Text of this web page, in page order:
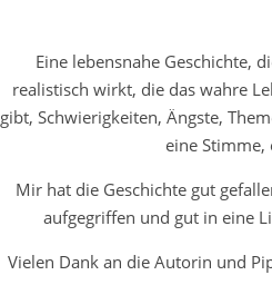
Eine lebensnahe Geschichte,
realistisch wirkt, die das wahre
gibt, Schwierigkeiten, Ängste,
eine
Mir hat die Geschichte gut
aufgegriffen und gut in eine
Vielen Dank an die Autorin und